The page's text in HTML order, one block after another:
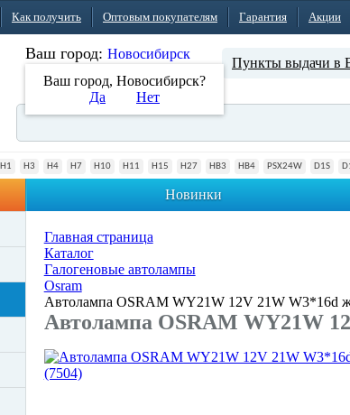
Как получить Оптовым покупателям Гарантия Акции
Ваш город: Новосибирск
Ваш город, Новосибирск?
Да
Нет
Пункты выдачи в
H1 H3 H4 H7 H10 H11 H15 H27 HB3 HB4 PSX24W D1S
Новинки
Главная страница
Каталог
Галогеновые автолампы
Osram
Автолампа OSRAM WY21W 12V 21W W3*16d
Автолампа OSRAM WY21W